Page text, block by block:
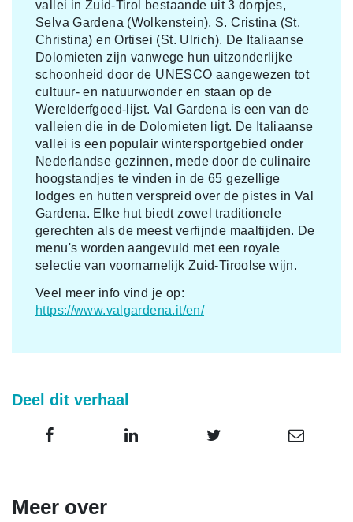
vallei in Zuid-Tirol bestaande uit 3 dorpjes,
Selva Gardena (Wolkenstein), S. Cristina (St.
Christina) en Ortisei (St. Ulrich). De Italiaanse
Dolomieten zijn vanwege hun uitzonderlijke
schoonheid door de UNESCO aangewezen tot
cultuur- en natuurwonder en staan op de
Werelderfgoed-lijst. Val Gardena is een van de
valleien die in de Dolomieten ligt. De Italiaanse
vallei is een populair wintersportgebied onder
Nederlandse gezinnen, mede door de culinaire
hoogstandjes te vinden in de 65 gezellige
lodges en hutten verspreid over de pistes in Val
Gardena. Elke hut biedt zowel traditionele
gerechten als de meest verfijnde maaltijden. De
menu's worden aangevuld met een royale
selectie van voornamelijk Zuid-Tiroolse wijn.
Veel meer info vind je op:
https://www.valgardena.it/en/
Deel dit verhaal
Meer over